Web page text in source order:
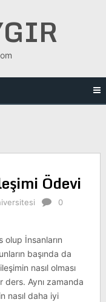
Ödevi
0
olup İnsanların
başında da
nasıl olması
Aynı zamanda
nasıl daha iyi